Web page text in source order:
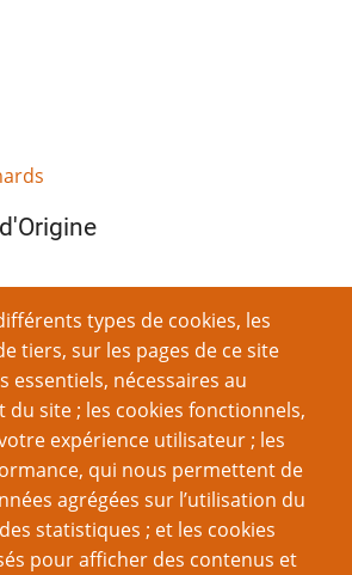
commentaire
types de cookies, les
tiers, sur les pages de ce site
essentiels, nécessaires au
site ; les cookies fonctionnels,
expérience utilisateur ; les
qui nous permettent de
agrégées sur l’utilisation du
statistiques ; et les cookies
pour afficher des contenus et